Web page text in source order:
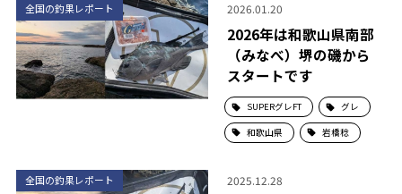
全国の釣果レポート 2026.01.20
2026年は和歌山県南部
（みなべ）堺の磯から
スタートです
SUPERグレFT グレ
和歌山県 岩橋稔
全国の釣果レポート 2025.12.28